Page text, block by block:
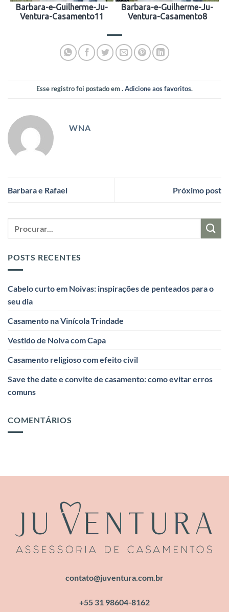
Barbara-e-Guilherme-Ju-
Ventura-Casamento11
Barbara-e-Guilherme-Ju-
Ventura-Casamento8
Esse registro foi postado em .Adicione aos favoritos.
WNA
Barbara e Rafael Próximo post
POSTS RECENTES
Cabelo curto em Noivas: inspirações de penteados para o
seu dia
Casamento na Vinícola Trindade
Vestido de Noiva com Capa
Casamento religioso com efeito civil
Save the date e convite de casamento: como evitar erros
comuns
COMENTÁRIOS
contato@juventura.com.br
+55 31 98604-8162